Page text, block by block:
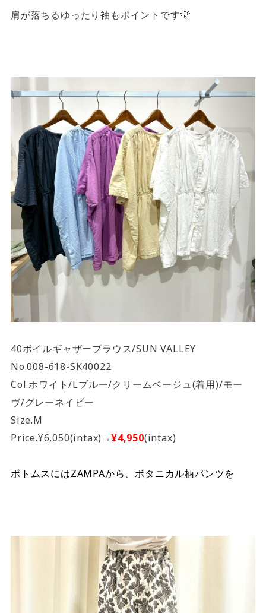
肩が落ちるゆったり袖もポイントです💡
40ボイルギャザーブラウス/SUN VALLEY
No.008-618-SK40022
Col.ホワイト/Lブルー/クリームベージュ(着用)/モー
ヴ/グレーネイビー
Size.M
Price.¥6,050(intax)→¥4,950(intax)
ボトムスにはZAMPAから、ボタニカル柄パンツを